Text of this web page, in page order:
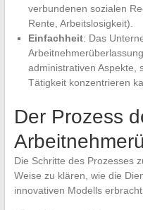
verbundenen sozialen
Rente, Arbeitslosigkeit).
Einfachheit: Das
administrativen Aspekte,
Tätigkeit konzentrieren
Der Prozess
Die Schritte des Prozesses
Weise zu klären, wie die
innovativen Modells